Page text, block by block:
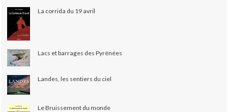
La corrida du 19 avril
Lacs et barrages des Pyrénées
Landes, les sentiers du ciel
Le Bruissement du monde